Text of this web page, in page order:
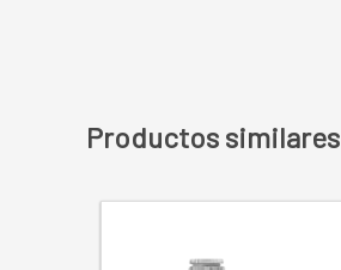
Productos similares